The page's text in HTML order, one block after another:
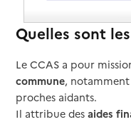
Quelles sont
Le CCAS a pour
commune, notamment
proches aidants.
Il attribue desaides